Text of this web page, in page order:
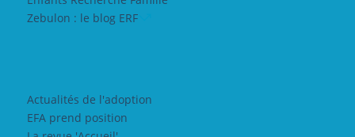
Zebulon : le blog ERF
Actualités de l'adoption
EFA prend position